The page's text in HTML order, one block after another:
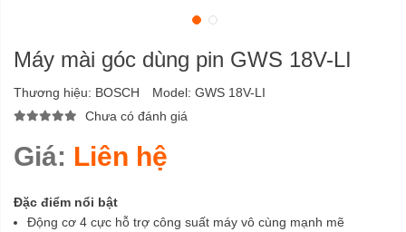
Máy mài góc dùng pin GWS 18V-LI
Thương hiệu: BOSCH Model: GWS 18V-LI
Chưa có đánh giá
Giá: Liên hệ
Đặc điểm nổi bật
Động cơ 4 cực hỗ trợ công suất máy vô cùng mạnh mẽ